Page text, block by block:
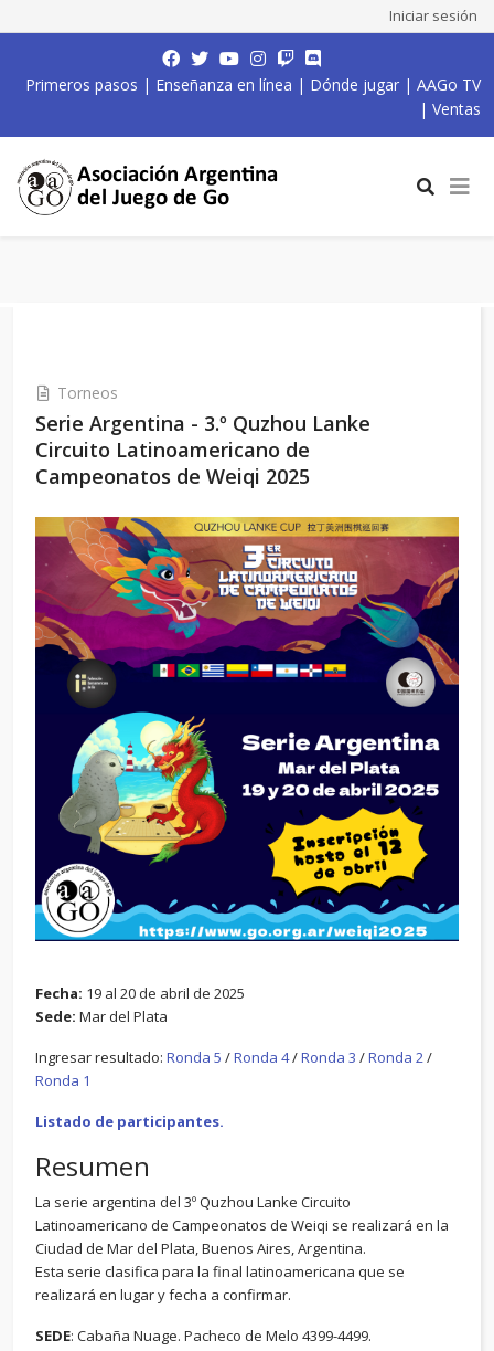
Iniciar sesión
Primeros pasos | Enseñanza en línea | Dónde jugar | AAGo TV
| Ventas
Torneos
Serie Argentina - 3.º Quzhou Lanke
Circuito Latinoamericano de
Campeonatos de Weiqi 2025
Fecha: 19 al 20 de abril de 2025
Sede: Mar del Plata
Ingresar resultado: Ronda 5 /Ronda 4/Ronda 3 /Ronda 2/
Ronda 1
Listado de participantes.
Resumen
La serie argentina del 3º Quzhou Lanke Circuito
Latinoamericano de Campeonatos de Weiqi se realizará en la
Ciudad de Mar del Plata, Buenos Aires, Argentina.
Esta serie clasifica para la final latinoamericana que se
realizará en lugar y fecha a confirmar.
SEDE: Cabaña Nuage. Pacheco de Melo 4399-4499.